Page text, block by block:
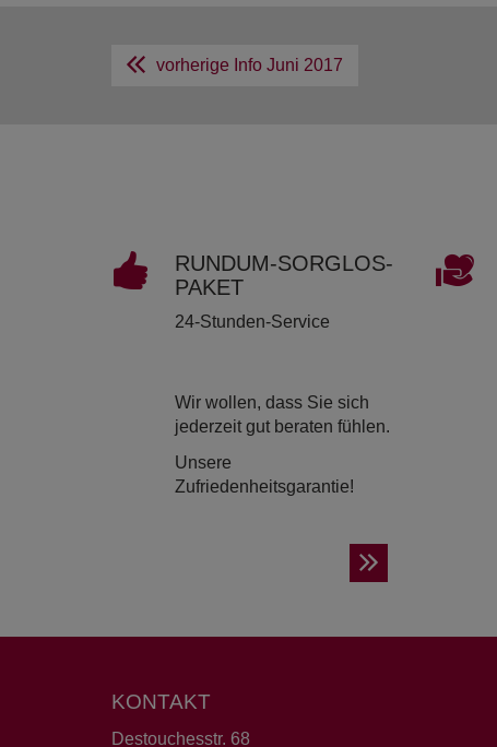
vorherige Info Juni 2017
RUND­UM-SORG­LOS-
PAKET
24-Stunden-Service
Wir wollen, dass Sie sich
jederzeit gut beraten fühlen.
Unsere
Zufriedenheitsgarantie!
KONTAKT
Destouchesstr. 68